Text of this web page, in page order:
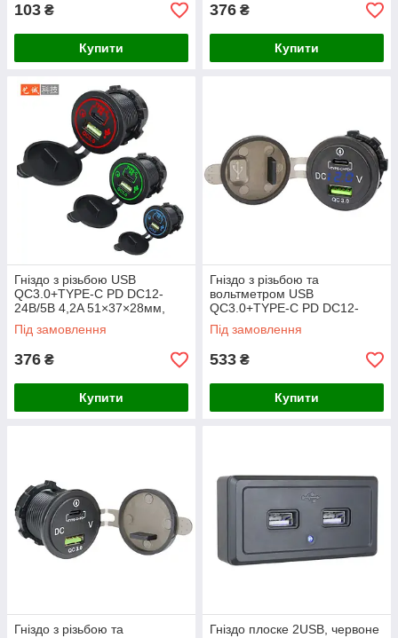
103 ₴
Купити
376 ₴
Купити
Гніздо з різьбою USB
QC3.0+TYPE-C PD DC12-
24В/5В 4,2A 51×37×28мм,
гумова кришка, червоне
підсвічування
Під замовлення
376 ₴
Купити
Гніздо з різьбою та
вольтметром USB
QC3.0+TYPE-C PD DC12-
24В/5В 4,2A 51×37×28мм,
гумова кришка, синє
Під замовлення
533 ₴
Купити
Гніздо з різьбою та
Гніздо плоске 2USB, червоне